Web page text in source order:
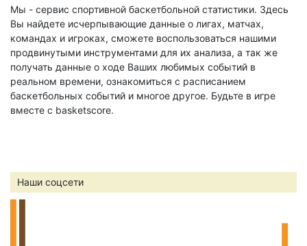
Мы - сервис спортивной баскетбольной статистики. Здесь
Вы найдете исчерпывающие данные о лигах, матчах,
командах и игроках, сможете воспользоваться нашими
продвинутыми инструментами для их анализа, а так же
получать данные о ходе Ваших любимых событий в
реальном времени, ознакомиться с расписанием
баскетбольных событий и многое другое. Будьте в игре
вместе с basketscore.
Наши соцсети